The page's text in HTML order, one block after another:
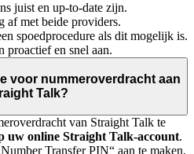
juist en up-to-date zijn.
af met beide providers.
spoedprocedure als dit mogelijk is.
proactief en snel aan.
voor nummeroverdracht aan
Talk?
van Straight Talk te
uw online Straight Talk-account.
Transfer PIN“ aan te maken,